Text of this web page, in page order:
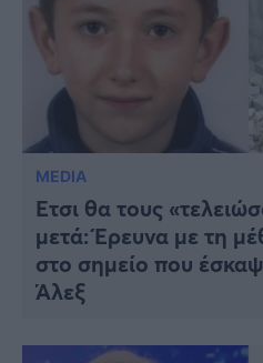
MEDIA
Έτσι θα τους
μετά: Έρευνα με τη
στο σημείο που
Άλεξ